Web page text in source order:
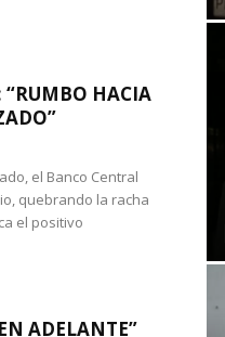
“RUMBO HACIA
el Banco Central
quebrando la racha
el positivo
ADELANTE”